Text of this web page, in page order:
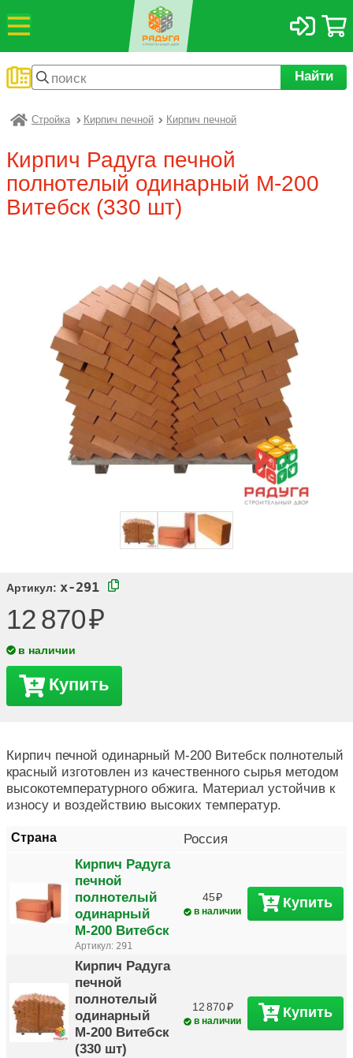
Найти
Радуга
Стройка Кирпич печной Кирпич печной
Кирпич Радуга печной
полнотелый одинарный М-200
Витебск (330 шт)
Артикул: x-291
12 870
в наличии
Купить
Страна Россия
Кирпич печной одинарный M-200 Витебск полнотелый
красный изготовлен из качественного сырья методом
высокотемпературного обжига. Материал устойчив к
износу и воздействию высоких температур.
Кирпич Радуга
печной
полнотелый
одинарный
М-200 Витебск
Артикул: 291
45
в наличии
Купить
Кирпич Радуга
печной
полнотелый
одинарный
М-200 Витебск
(330 шт)
12 870
в наличии
Купить